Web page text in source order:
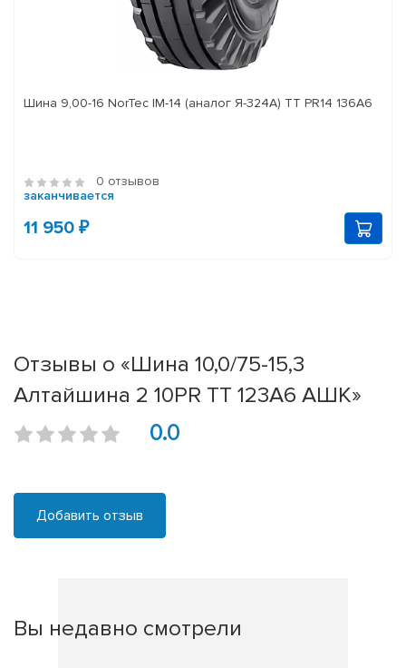
Шина 9,00-16 NorTec IM-14 (аналог Я-324А) ТТ PR14 136А6
0 отзывов
заканчивается
11 950 ₽
Отзывы о «Шина 10,0/75-15,3
Алтайшина 2 10PR TT 123A6 АШК»
0.0
Добавить отзыв
Вы недавно смотрели